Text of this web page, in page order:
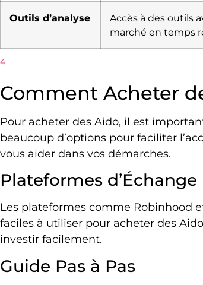
Outils d’analyse
Accès à des outils
marché en temps
4
Comment Acheter
Pour acheter des Aido, il est
beaucoup d’options pour faciliter
vous aider dans vos démarches.
Plateformes
Les plateformes comme Robinhood
faciles à utiliser pour acheter des
investir facilement.
Guide Pas à Pas